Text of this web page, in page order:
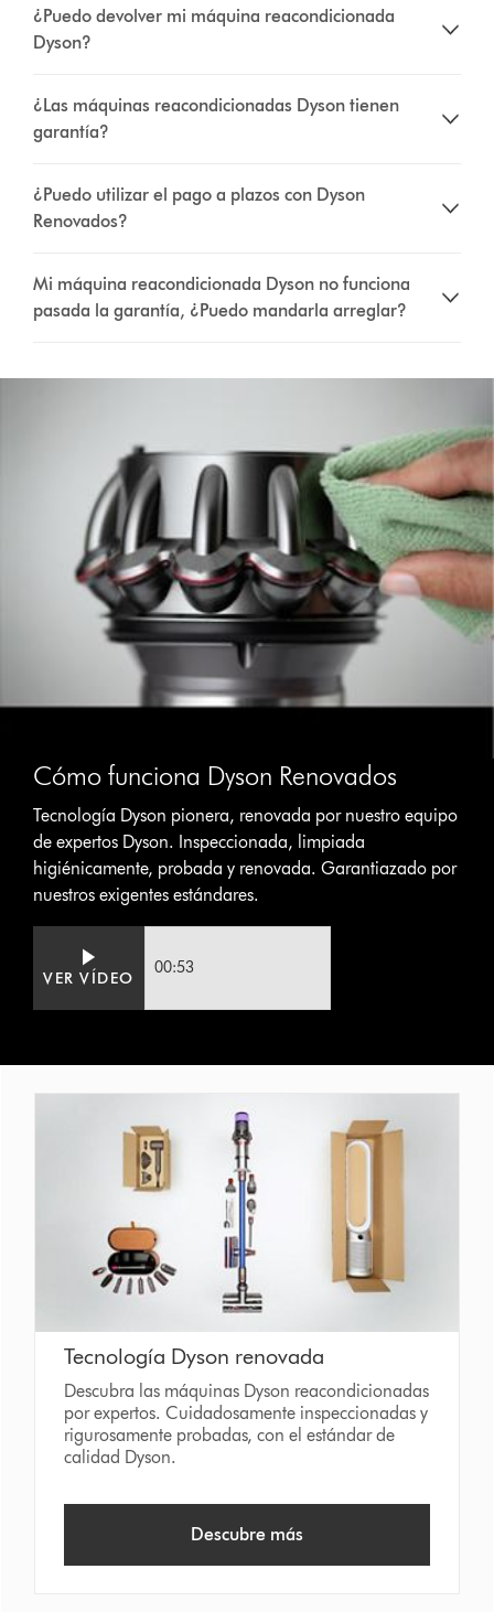
¿Puedo devolver mi máquina reacondicionada
Dyson?
¿Las máquinas reacondicionadas Dyson tienen
garantía?
¿Puedo utilizar el pago a plazos con Dyson
Renovados?
Mi máquina reacondicionada Dyson no funciona
pasada la garantía, ¿Puedo mandarla arreglar?
Cómo funciona Dyson Renovados
Tecnología Dyson pionera, renovada por nuestro equipo
de expertos Dyson. Inspeccionada, limpiada
higiénicamente, probada y renovada. Garantiazado por
nuestros exigentes estándares.
Transcript
transcripción
de
vídeo
VER VÍDEO
00:53
Tecnología Dyson renovada
Descubra las máquinas Dyson reacondicionadas
por expertos. Cuidadosamente inspeccionadas y
rigurosamente probadas, con el estándar de
calidad Dyson.
Descubre más